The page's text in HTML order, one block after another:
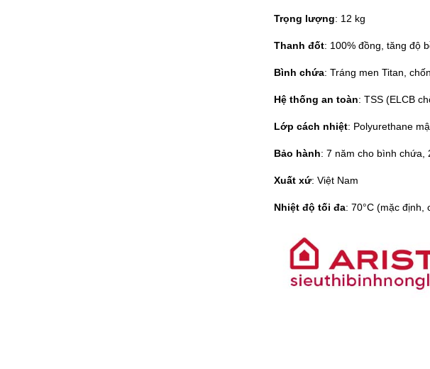
Trọng lượng: 12 kg
Thanh đốt: 100% đồng, tăng độ
Bình chứa: Tráng men Titan,
Hệ thống an toàn: TSS (ELCB
Lớp cách nhiệt: Polyurethane
Bảo hành: 7 năm cho bình chứa,
Xuất xứ: Việt Nam
Nhiệt độ tối đa: 70°C (mặc định,